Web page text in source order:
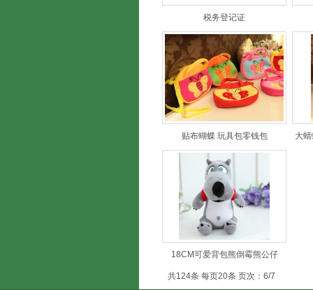
税务登记证
贴布蝴蝶 玩具包零钱包 大
18CM可爱背包熊倒霉熊公仔
共124条 每页20条 页次：6/7